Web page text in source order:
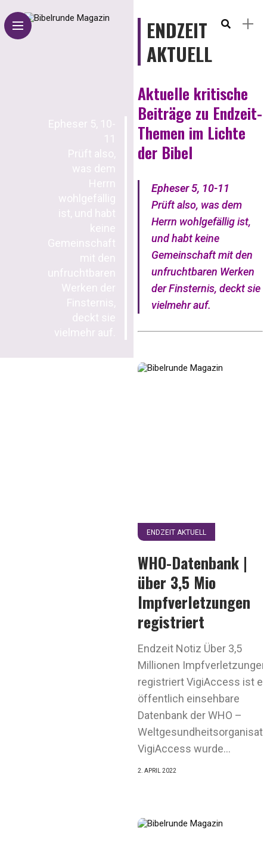
Epheser 5, 10-
11
Prüft also,
was dem
Herrn
wohlgefällig
ist, und habt
keine
Gemeinschaft
mit den
unfruchtbaren
Werken der
Finsternis,
deckt sie
vielmehr auf.
ENDZEIT
AKTUELL
Aktuelle kritische
Beiträge zu Endzeit-
Themen im Lichte
der Bibel
Epheser 5, 10-11
Prüft also, was dem
Herrn wohlgefällig ist,
und habt keine
Gemeinschaft mit den
unfruchtbaren Werken
der Finsternis, deckt sie
vielmehr auf.
ENDZEIT AKTUELL
WHO-Datenbank |
über 3,5 Mio
Impfverletzungen
registriert
Endzeit Notiz Über 3,5
Millionen Impfverletzungen
registriert VigiAccess ist
öffentlich einsehbare
Datenbank der WHO –
VigiAccess wurde...
2. APRIL 2022